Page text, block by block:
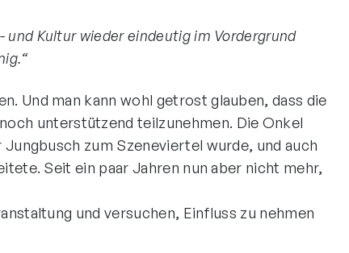
und Kultur wieder eindeutig im Vordergrund
Und man kann wohl getrost glauben, dass die
unterstützend teilzunehmen. Die Onkel
zum Szeneviertel wurde, und auch
Seit ein paar Jahren nun aber nicht mehr,
und versuchen, Einfluss zu nehmen